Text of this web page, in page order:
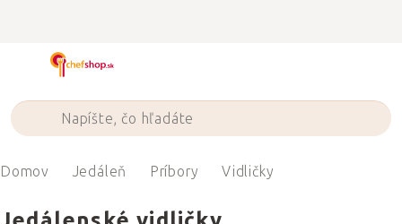
Domov Jedáleň Príbory Vidličky